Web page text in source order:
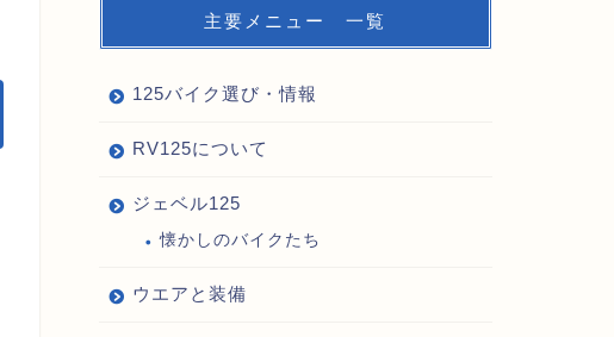
主要メニュー 一覧
125バイク選び・情報
RV125について
ジェベル125
懐かしのバイクたち
ウエアと装備